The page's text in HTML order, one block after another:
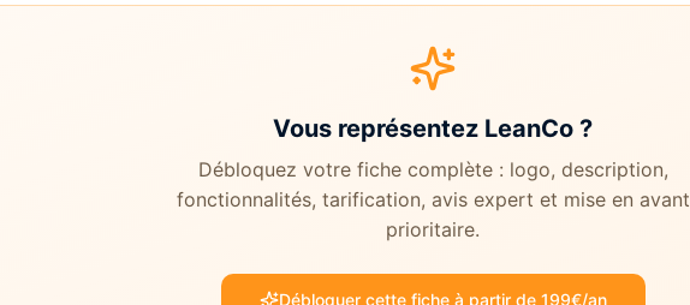
Vous représentez LeanCo ?
Débloquez votre fiche complète : logo, description,
fonctionnalités, tarification, avis expert et mise en avant
prioritaire.
Débloquer cette fiche à partir de 199€/an